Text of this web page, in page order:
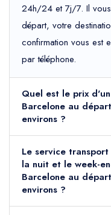
24h/24 et 7j/7. Il
départ, votre
confirmation vous est
par téléphone.
Quel est le prix
Barcelone au
environs ?
Le service
la nuit et le week-
Barcelone au
environs ?